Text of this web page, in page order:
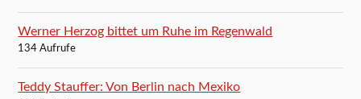
Werner Herzog bittet um Ruhe im Regenwald
134 Aufrufe
Teddy Stauffer: Von Berlin nach Mexiko